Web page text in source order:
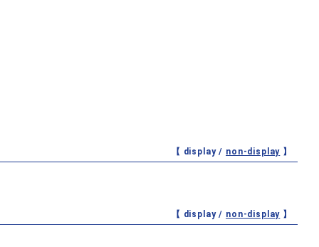
【 display / non-display 】
【 display / non-display 】